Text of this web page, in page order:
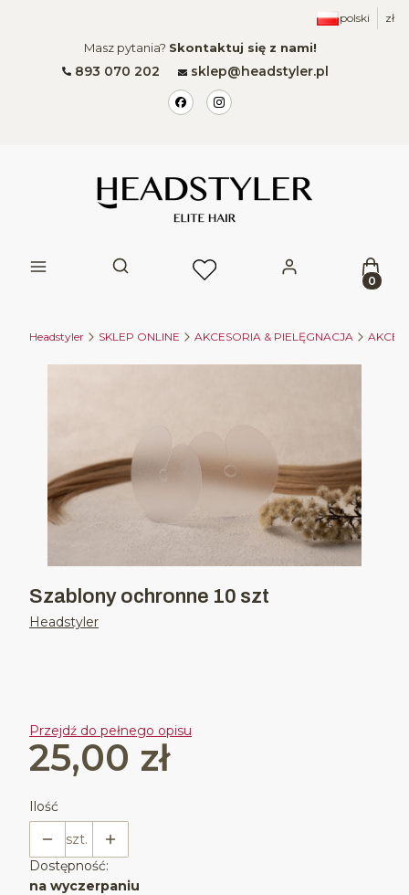
polski zł
Masz pytania? Skontaktuj się z nami!
893 070 202 sklep@headstyler.pl
Otwórz wyszukiwarkę
Headstyler SKLEP ONLINE AKCESORIA & PIELĘGNACJA
Szablony ochronne 10 szt
Headstyler
Przejdź do pełnego opisu
Cena
25,00 zł
Ilość
szt.
Dostępność:
na wyczerpaniu